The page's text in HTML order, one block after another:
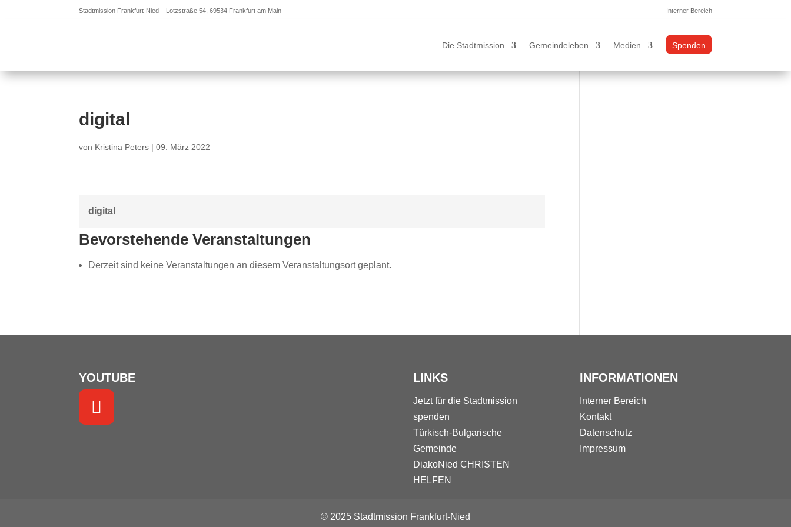
Stadtmission Frankfurt-Nied – Lotzstraße 54, 69534 Frankfurt am Main Interner Bereich
Die Stadtmission Gemeindeleben Medien Spenden
digital
von Kristina Peters |09. März 2022
digital
Bevorstehende Veranstaltungen
Derzeit sind keine Veranstaltungen an diesem Veranstaltungsort geplant.
YOUTUBE LINKS
Jetzt für die Stadtmission
spenden
Türkisch-Bulgarische
Gemeinde
DiakoNied CHRISTEN
HELFEN
INFORMATIONEN
Interner Bereich
Kontakt
Datenschutz
Impressum
© 2025 Stadtmission Frankfurt-Nied